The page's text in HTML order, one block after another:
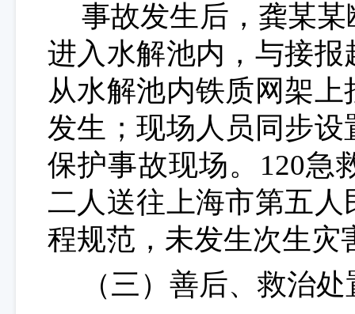
事故发生后，龚某
进入水解池内，与接
从水解池内铁质网架
发生；现场人员同步
保护事故现场。120急
二人送往上海市第五
程规范，未发生次生灾
（三）善后、救治处